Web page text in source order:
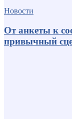
Новости
От анкеты к
привычный